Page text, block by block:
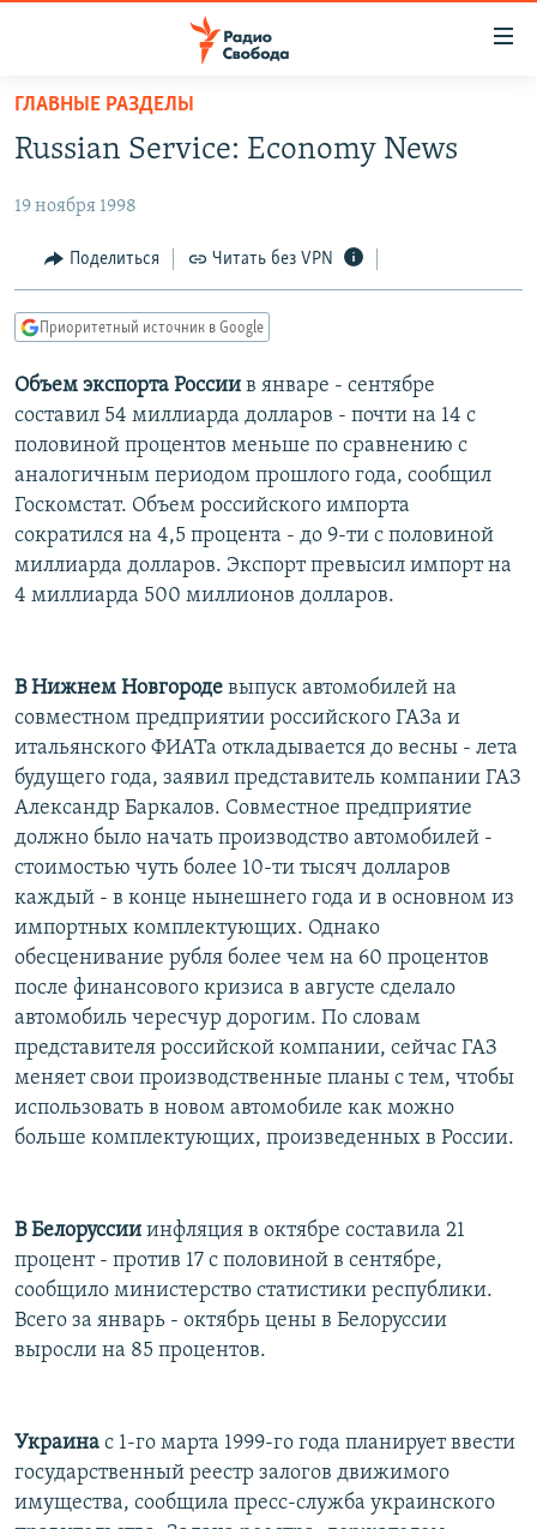
упрощенного
доступа
содержанию
Вернутся
навигации
Вернутся
поиску
АВТОРСКИЕ ПРОЕКТЫ
ЦИТАТЫ СВОБОДЫ
КУЛЬТУРА
IDEL.РЕАЛИИ
СЕВЕР.РЕАЛИИ
СИБИРЬ.РЕАЛИИ
РАСПИСАНИЕ ВЕЩАНИЯ
ПОДПИШИТЕСЬ НА РАССЫЛКУ
Все сайты РСЕ/РС
ГЛАВНЫЕ РАЗДЕЛЫ
Russian Service: Economy News
19 ноября 1998
Поделиться Читать без VPN
Приоритетный источник в Google
Объем экспорта России в январе - сентябре
составил 54 миллиарда долларов - почти на 14 с
половиной процентов меньше по сравнению с
аналогичным периодом прошлого года, сообщил
Госкомстат. Объем российского импорта
сократился на 4,5 процента - до 9-ти с половиной
миллиарда долларов. Экспорт превысил импорт на
4 миллиарда 500 миллионов долларов.
В Нижнем Новгороде выпуск автомобилей на
совместном предприятии российского ГАЗа и
итальянского ФИАТа откладывается до весны - лета
будущего года, заявил представитель компании ГАЗ
Александр Баркалов. Совместное предприятие
должно было начать производство автомобилей -
стоимостью чуть более 10-ти тысяч долларов
каждый - в конце нынешнего года и в основном из
импортных комплектующих. Однако
обесценивание рубля более чем на 60 процентов
после финансового кризиса в августе сделало
автомобиль чересчур дорогим. По словам
представителя российской компании, сейчас ГАЗ
меняет свои производственные планы с тем, чтобы
использовать в новом автомобиле как можно
больше комплектующих, произведенных в России.
В Белоруссии инфляция в октябре составила 21
процент - против 17 с половиной в сентябре,
сообщило министерство статистики республики.
Всего за январь - октябрь цены в Белоруссии
выросли на 85 процентов.
Украина с 1-го марта 1999-го года планирует ввести
государственный реестр залогов движимого
имущества, сообщила пресс-служба украинского